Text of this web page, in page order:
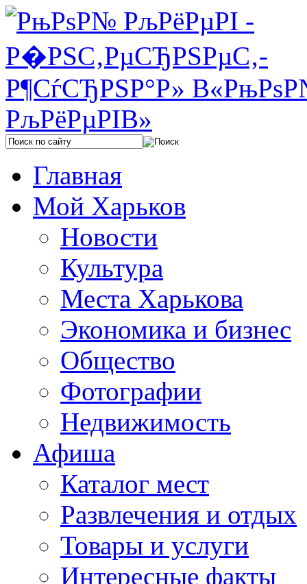
Главная
Мой Харьков
Новости
Культура
Места Харькова
Экономика и бизнес
Общество
Фотографии
Недвижимость
Афиша
Каталог мест
Развлечения и отдых
Товары и услуги
Интересные факты